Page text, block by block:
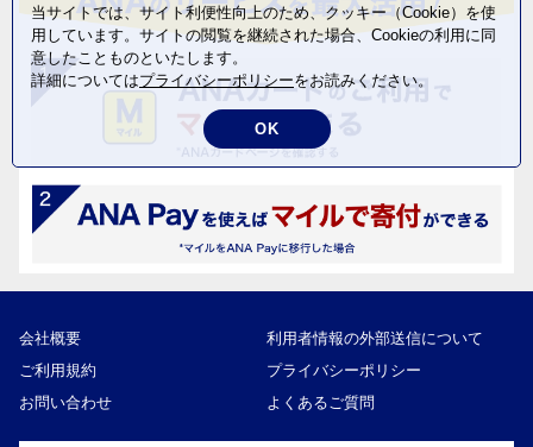
会社概要
利用者情報の外部送信について
ご利用規約
プライバシーポリシー
お問い合わせ
よくあるご質問
当サイトでは、サイト利便性向上のため、クッキー（Cookie）を使
用しています。サイトの閲覧を継続された場合、Cookieの利用に同
意したことものといたします。
詳細についてはプライバシーポリシーをお読みください。
OK